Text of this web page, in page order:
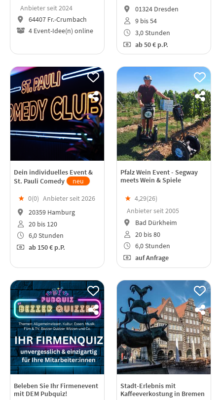
Anbieter seit 2024
64407 Fr.-Crumbach
4 Event-Idee(n) online
01324 Dresden
9 bis 54
3,0 Stunden
ab50 € p.P.
Dein individuelles Event &
St. Pauli Comedy
neu
★ 0(0) Anbieter seit 2026
20359 Hamburg
20 bis 120
6,0 Stunden
ab150 € p.P.
Pfalz Wein Event - Segway
meets Wein & Spiele
★ 4,29(26)
Anbieter seit 2005
Bad Dürkheim
20 bis 80
6,0 Stunden
auf Anfrage
Beleben Sie Ihr Firmenevent
mit DEM Pubquiz!
Stadt-Erlebnis mit
Kaffeeverkostung in Bremen